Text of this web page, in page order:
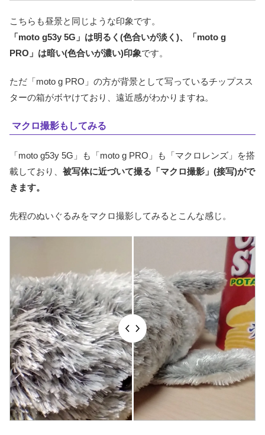
こちらも昼景と同じような印象です。
「moto g53y 5G」は明るく(色合いが淡く)、「moto g
PRO」は暗い(色合いが濃い)印象です。
ただ「moto g PRO」の方が背景として写っているチップスス
ターの箱がボヤけており、遠近感がわかりますね。
マクロ撮影もしてみる
「moto g53y 5G」も「moto g PRO」も「マクロレンズ」を搭
載しており、 被写体に近づいて撮る「マクロ撮影」(接写)がで
きます。
先程のぬいぐるみをマクロ撮影してみるとこんな感じ。